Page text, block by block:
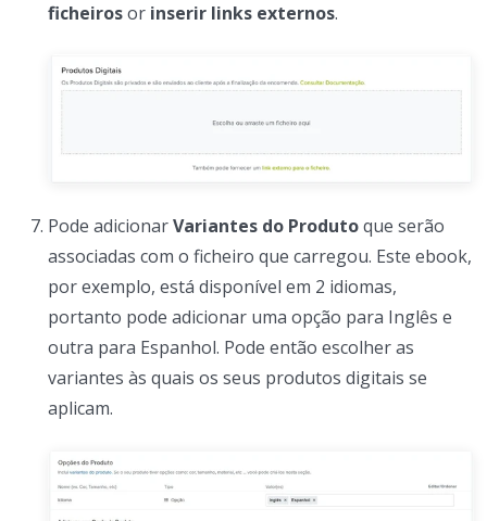
ficheirosor inserir links externos.
Pode adicionarVariantes do Produtoque serão
associadas com o ficheiro que carregou. Este ebook,
por exemplo, está disponível em 2 idiomas,
portanto pode adicionar uma opção para Inglês e
outra para Espanhol. Pode então escolher as
variantes às quais os seus produtos digitais se
aplicam.